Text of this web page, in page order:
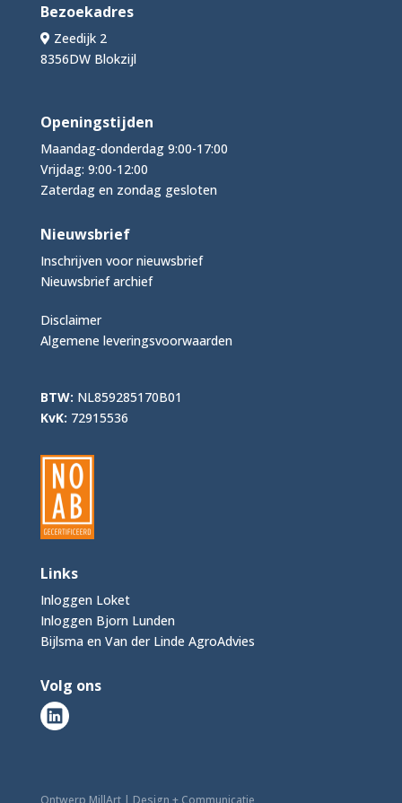
Bezoekadres
Zeedijk 2
8356DW Blokzijl
Openingstijden
Maandag-donderdag 9:00-17:00
Vrijdag: 9:00-12:00
Zaterdag en zondag gesloten
Nieuwsbrief
Inschrijven voor nieuwsbrief
Nieuwsbrief archief
Disclaimer
Algemene leveringsvoorwaarden
BTW: NL859285170B01
KvK: 72915536
Links
Inloggen Loket
Inloggen Bjorn Lunden
Bijlsma en Van der Linde AgroAdvies
Volg ons